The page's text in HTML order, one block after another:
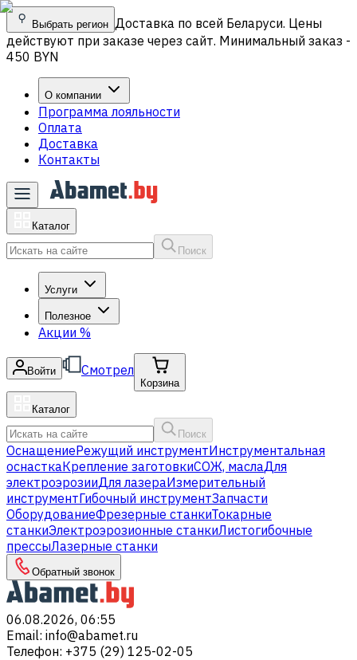
Выбрать регион Доставка по всей Беларуси. Цены
действуют при заказе через сайт. Минимальный заказ -
450 BYN
О компании
Программа лояльности
Оплата
Доставка
Контакты
Каталог
Поиск
Услуги
Полезное
Акции %
Войти Смотрел
Корзина
Каталог
Поиск
ОснащениеРежущий инструментИнструментальная
оснасткаКрепление заготовкиСОЖ, маслаДля
электроэрозииДля лазераИзмерительный
инструментГибочный инструментЗапчасти
ОборудованиеФрезерные станкиТокарные
станкиЭлектроэрозионные станкиЛистогибочные
прессыЛазерные станки
Обратный звонок
06.08.2026, 06:55
Email: info@abamet.ru
Телефон: +375 (29) 125-02-05